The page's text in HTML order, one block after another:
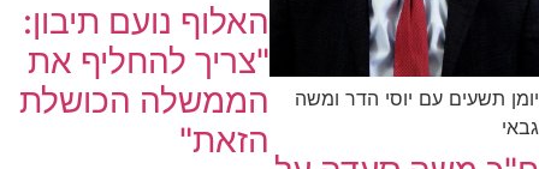
יומן תשעים עם יוסי הדר ומשה
גבאי
האלוף נועם תיבון:
"צריך להחליף את
הממשלה הכושלת
הזאת"